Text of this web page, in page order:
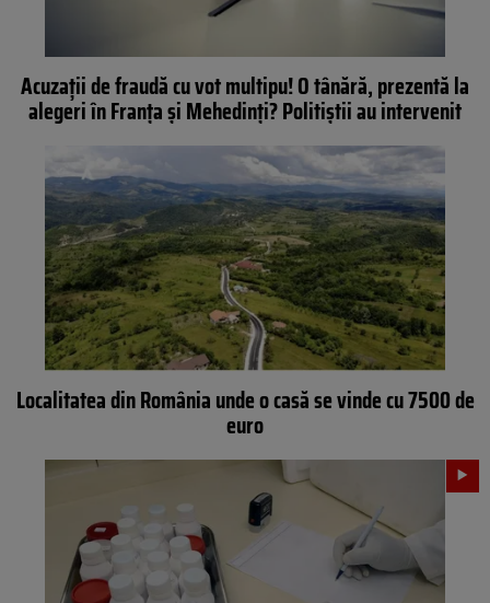
Acuzații de fraudă cu vot multipu! O tânără, prezentă la
alegeri în Franța și Mehedinți? Politiștii au intervenit
Localitatea din România unde o casă se vinde cu 7500 de
euro